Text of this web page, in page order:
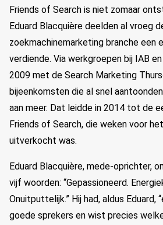
Friends of Search is niet zomaar
Eduard Blacquière deelden al vroeg
zoekmachinemarketing branche een
verdiende. Via werkgroepen bij IAB
2009 met de Search Marketing
bijeenkomsten die al snel
aan meer. Dat leidde in 2014 tot de
Friends of Search, die weken voor
uitverkocht was.
Eduard Blacquière, mede-oprichter,
vijf woorden: “Gepassioneerd.
Onuitputtelijk.” Hij had, aldus Eduard,
goede sprekers en wist precies